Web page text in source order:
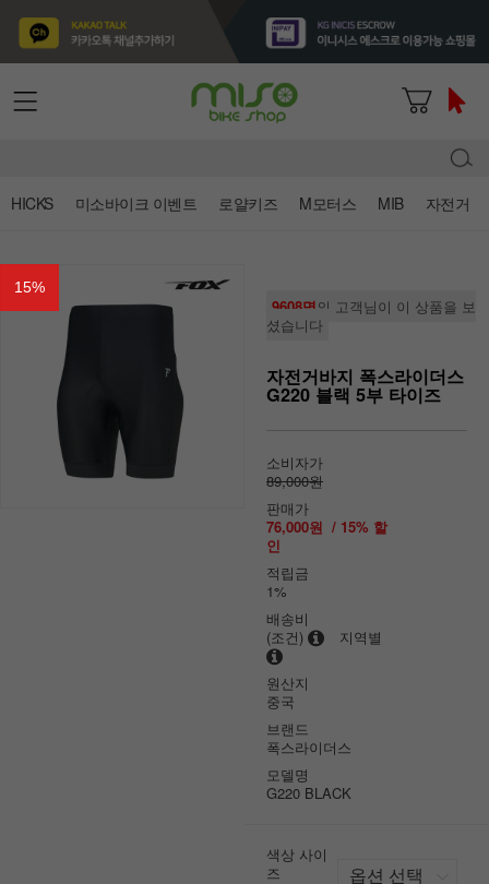
HICKS 미소바이크 이벤트 로얄키즈 M모터스 MIB 자전거
15%
9608명의 고객님이 이 상품을 보
셨습니다
자전거바지 폭스라이더스
G220 블랙 5부 타이즈
소비자가
89,000원
판매가
76,000원 / 15% 할
인
적립금
1%
배송비
(조건)
지역별
원산지
중국
브랜드
폭스라이더스
모델명
G220 BLACK
색상 사이
즈